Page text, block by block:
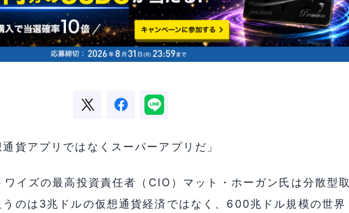
貨アプリではなくスーパーアプリだ」
イズの最高投資責任者（CIO）マット・ホーガン氏は分散型取
うのは3兆ドルの仮想通貨経済ではなく、600兆ドル規模の世界